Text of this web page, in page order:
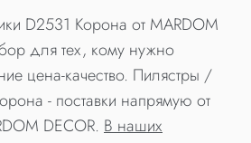
D2531 Корона от MARDOM
для тех, кому нужно
цена-качество. Пилястры /
- поставки напрямую от
DECOR. В наших